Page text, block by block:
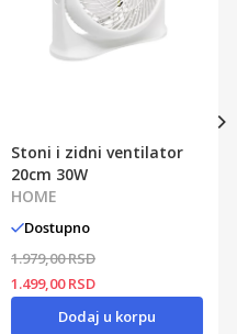
Stoni i zidni ventilator
20cm 30W
HOME
Dostupno
1.979,00 RSD
1.499,00 RSD
Dodaj u korpu